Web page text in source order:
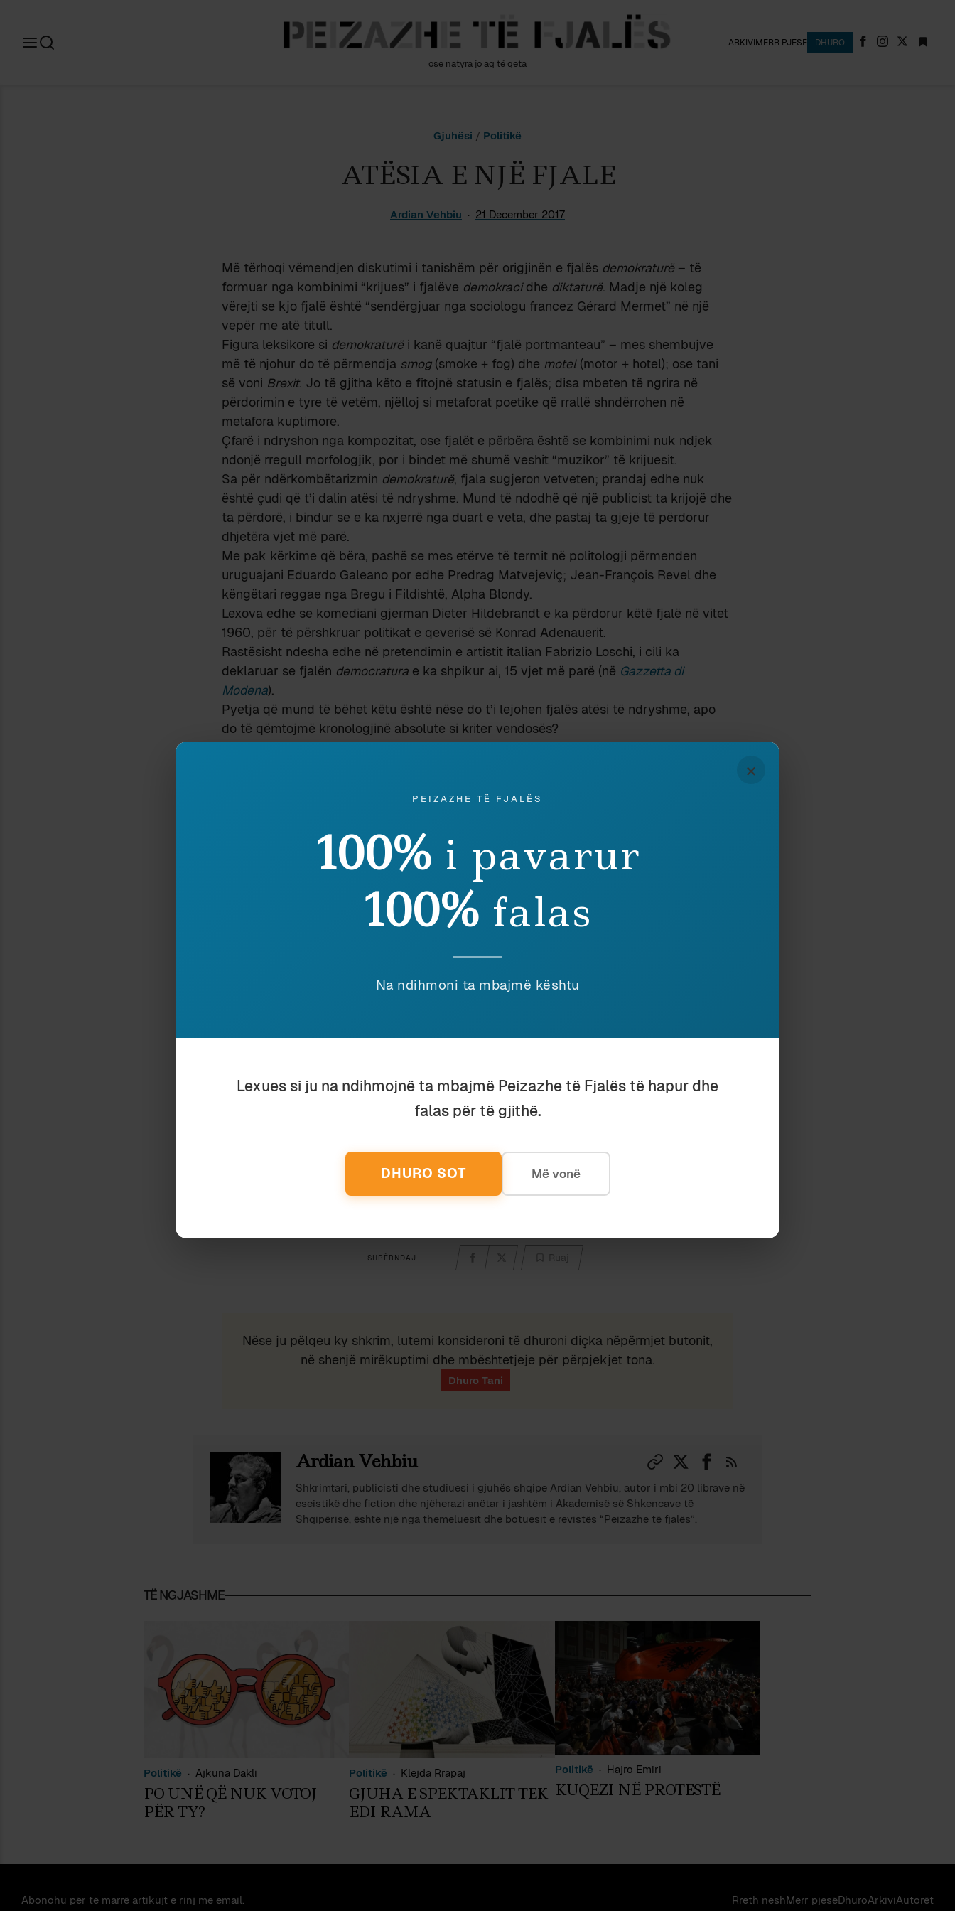
ose natyra jo aq të qeta
ARKIVIMERR PJESË DHURO
Gjuhësi / Politikë
ATËSIA E NJË FJALE
Ardian Vehbiu 21 December 2017
Më tërhoqi vëmendjen diskutimi i tanishëm për origjinën e fjalës demokraturë – të
formuar nga kombinimi “krijues” i fjalëve demokracidhe diktaturë. Madje një koleg
vërejti se kjo fjalë është “sendërgjuar nga sociologu francez Gérard Mermet” në një
vepër me atë titull.
Figura leksikore si demokraturë i kanë quajtur “fjalë portmanteau” – mes shembujve
më të njohur do të përmendja smog(smoke + fog) dhe motel(motor + hotel); ose tani
së voni Brexit. Jo të gjitha këto e fitojnë statusin e fjalës; disa mbeten të ngrira në
përdorimin e tyre të vetëm, njëlloj si metaforat poetike që rrallë shndërrohen në
metafora kuptimore.
Çfarë i ndryshon nga kompozitat, ose fjalët e përbëra është se kombinimi nuk ndjek
ndonjë rregull morfologjik, por i bindet më shumë veshit “muzikor” të krijuesit.
Sa për ndërkombëtarizmin demokraturë, fjala sugjeron vetveten; prandaj edhe nuk
është çudi që t’i dalin atësi të ndryshme. Mund të ndodhë që një publicist ta krijojë dhe
ta përdorë, i bindur se e ka nxjerrë nga duart e veta, dhe pastaj ta gjejë të përdorur
dhjetëra vjet më parë.
Me pak kërkime që bëra, pashë se mes etërve të termit në politologji përmenden
uruguajani Eduardo Galeano por edhe Predrag Matvejeviç; Jean-François Revel dhe
këngëtari reggae nga Bregu i Fildishtë, Alpha Blondy.
Lexova edhe se komediani gjerman Dieter Hildebrandt e ka përdorur këtë fjalë në vitet
1960, për të përshkruar politikat e qeverisë së Konrad Adenauerit.
Rastësisht ndesha edhe në pretendimin e artistit italian Fabrizio Loschi, i cili ka
deklaruar se fjalën democratura e ka shpikur ai, 15 vjet më parë (në Gazzetta di
Modena).
Pyetja që mund të bëhet këtu është nëse do t’i lejohen fjalës atësi të ndryshme, apo
do të qëmtojmë kronologjinë absolute si kriter vendosës?
les médias transforment la démocratie.
gjuhëve përkatëse – nuk është se krijohen a shpiken, si të ishin vepra arti ose vegla a
makina të reja; por më shumë zbulohen
nga mendjet, në momentet kur lind nevoja
Autorëve, si të thuash, do t’u mjaftonte të mihnin në gjuhë, për t’i gjetur – në kohën e
dukur, ose kur konceptin e servir në tabaka historia. Suksesi i tyre, ose “shpikja” e
FJALË TË DROJTURA
NJË HISTORI ME XHINJ
SHQIPJA E SHUMËFISHUAR (ii)
SHPËRNDAJ Ruaj
Nëse ju pëlqeu ky shkrim, lutemi konsideroni të dhuroni diçka nëpërmjet butonit,
në shenjë mirëkuptimi dhe mbështetjeje për përpjekjet tona.
Ardian Vehbiu
Shkrimtari, publicisti dhe studiuesi i gjuhës shqipe Ardian Vehbiu, autor i mbi 20 librave në
eseistikë dhe fiction dhe njëherazi anëtar i jashtëm i Akademisë së Shkencave të
Shqipërisë, është një nga themeluesit dhe botuesit e revistës “Peizazhe të fjalës”.
TË NGJASHME
Politikë Ajkuna Dakli
PO UNË QË NUK VOTOJ
PËR TY?
Politikë Klejda Rrapaj
GJUHA E SPEKTAKLIT TEK
EDI RAMA
Politikë Hajro Emiri
KUQEZI NË PROTESTË
Abonohu për të marrë artikujt e rinj me email.
Rreth neshMerr pjes​​ë​DhuroArkiviAutorët
×
PEIZAZHE TË FJALËS
100% i pavarur
100% falas
Na ndihmoni ta mbajmë kështu
Lexues si ju na ndihmojnë ta mbajmë Peizazhe të Fjalës të hapur dhe
falas për të gjithë.
DHURO SOT Më vonë